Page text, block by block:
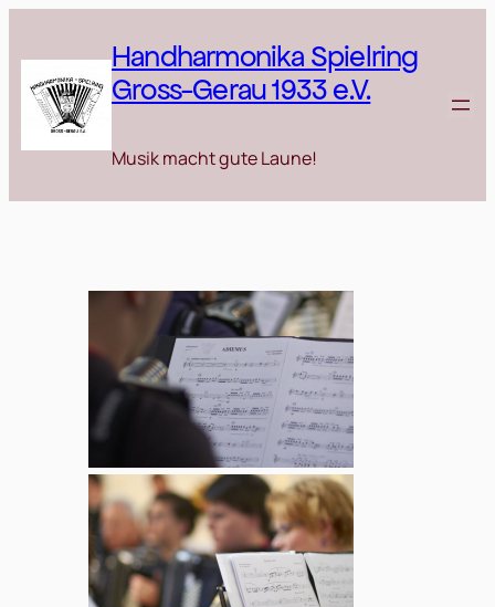
springen
Handharmonika Spielring
Gross-Gerau 1933 e.V.
Musik macht gute Laune!